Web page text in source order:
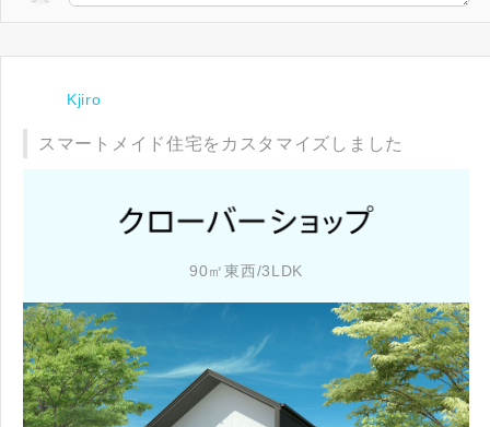
Kjiro
スマートメイド住宅をカスタマイズしました
90㎡東西/3LDK
キャンセル